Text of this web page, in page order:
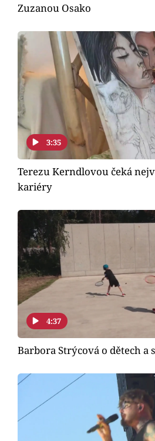
Zuzanou Osako
3:35
Terezu Kerndlovou čeká
kariéry
4:37
Barbora Strýcová o dětech a